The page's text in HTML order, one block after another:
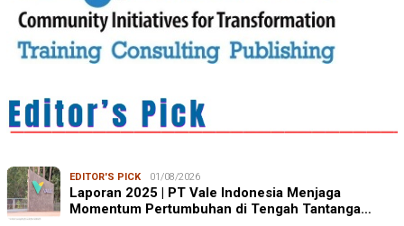
EDITOR'S PICK 01/08/2026
Laporan 2025 | PT Vale Indonesia Menjaga
Momentum Pertumbuhan di Tengah Tantanga…